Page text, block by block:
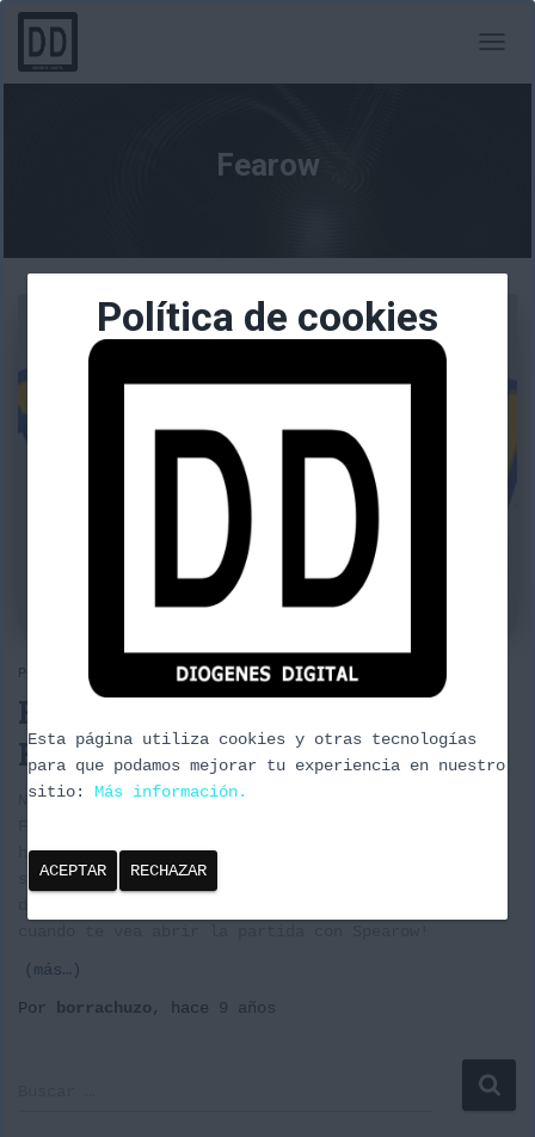
MODO
Fearow
POKEMON
FEAROW – Tienta a la suerte –
Baraja estándar
Nueva baraja esta vez formato estándar basada en
habilidades. Muy rápida de conseguir en mesa y con
sus herramientas para dar problemas a pesos pesados
(más…)
Por
borrachuzo , hace 9 años
Política de cookies
Esta página utiliza cookies y otras tecnologías
para que podamos mejorar tu experiencia en nuestro
sitio: Más información.
ACEPTAR RECHAZAR